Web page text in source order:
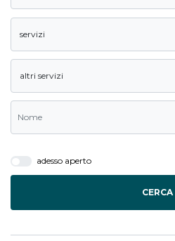
servizi
altri servizi
adesso aperto
CERCA